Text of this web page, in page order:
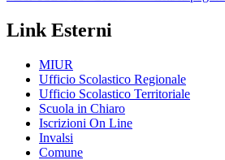
Link Esterni
MIUR
Ufficio Scolastico Regionale
Ufficio Scolastico Territoriale
Scuola in Chiaro
Iscrizioni On Line
Invalsi
Comune